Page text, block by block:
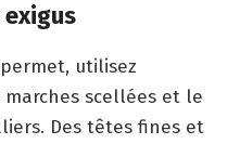
exigus
utilisez
marches scellées et le
Des têtes fines et